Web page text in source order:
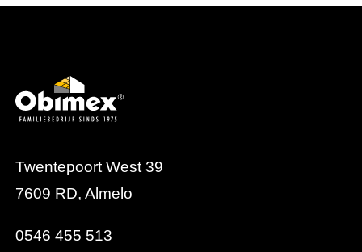
Twentepoort West 39
7609 RD, Almelo
0546 455 513